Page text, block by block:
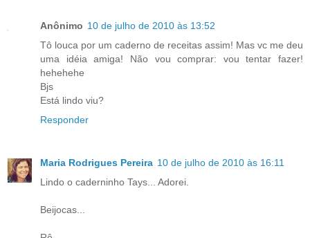
Anônimo 10 de julho de 2010 às 13:52
Tô louca por um caderno de receitas assim! Mas vc me deu
uma idéia amiga! Não vou comprar: vou tentar fazer!
hehehehe
Bjs
Está lindo viu?
Responder
Maria Rodrigues Pereira 10 de julho de 2010 às 16:11
Lindo o caderninho Tays... Adorei.
Beijocas...